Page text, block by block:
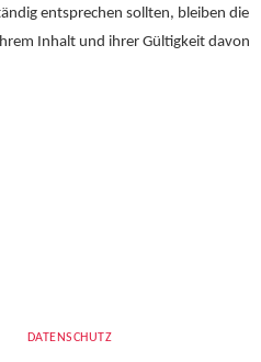
entsprechen sollten, bleiben die
Inhalt und ihrer Gültigkeit davon
DATENSCHUTZ